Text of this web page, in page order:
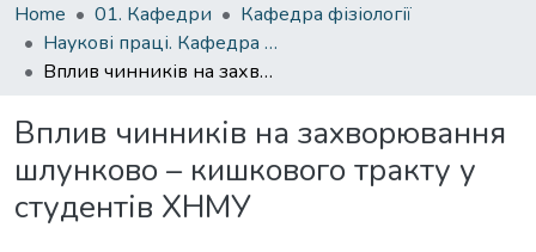
Home 01. Кафедри
Кафедра фізіології
Наукові праці. Кафедра фізіології
Вплив чинників на захворювання шлунково – кишкового тракту у студентів ХНМУ
Вплив чинників на захворювання
шлунково – кишкового тракту у
студентів ХНМУ